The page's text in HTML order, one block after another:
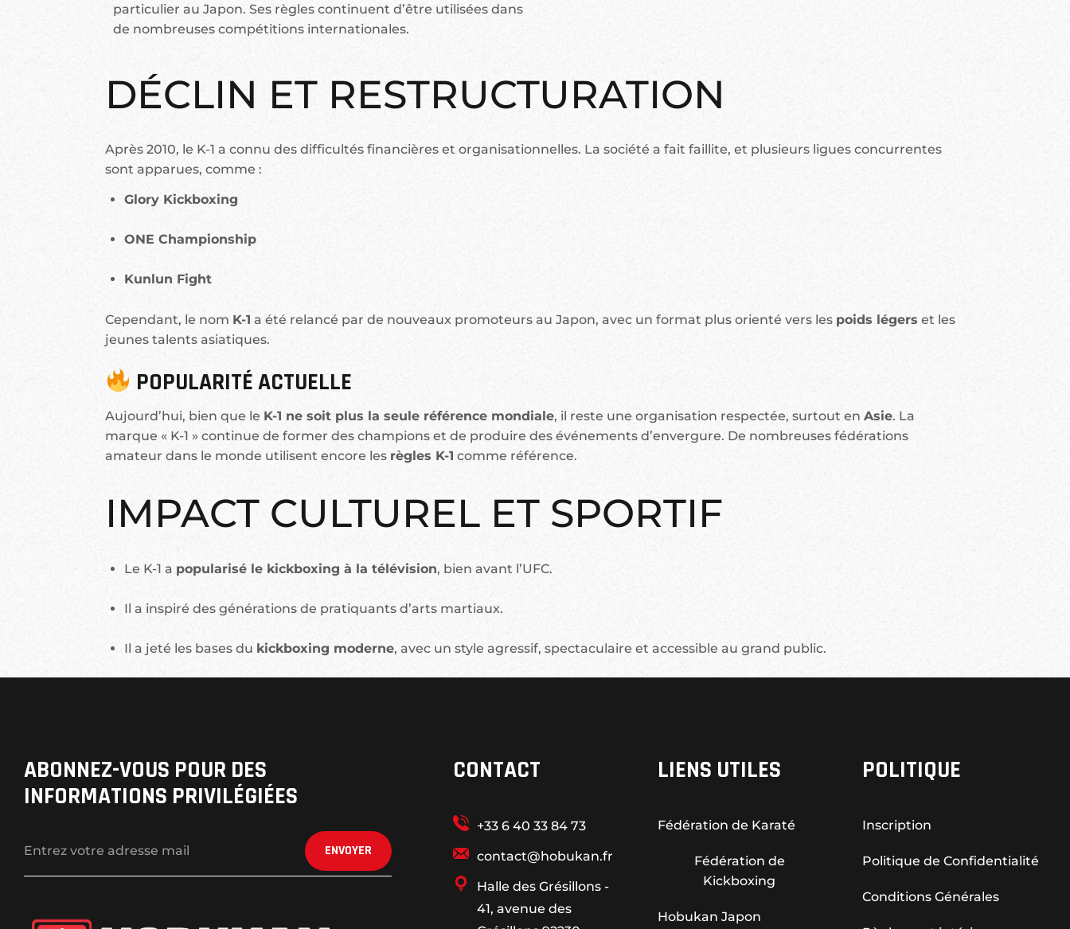
particulier au Japon. Ses règles continuent d’être utilisées dans
de nombreuses compétitions internationales.
DÉCLIN ET RESTRUCTURATION
Après 2010, le K-1 a connu des difficultés financières et organisationnelles. La société a fait faillite, et plusieurs ligues concurrentes
sont apparues, comme :
Glory Kickboxing
ONE Championship
Kunlun Fight
Cependant, le nom K-1 a été relancé par de nouveaux promoteurs au Japon, avec un format plus orienté vers les poids légers et les
jeunes talents asiatiques.
POPULARITÉ ACTUELLE
Aujourd’hui, bien que le K-1 ne soit plus la seule référence mondiale, il reste une organisation respectée, surtout en Asie. La
marque « K-1 » continue de former des champions et de produire des événements d’envergure. De nombreuses fédérations
amateur dans le monde utilisent encore les règles K-1 comme référence.
IMPACT CULTUREL ET SPORTIF
Le K-1 a popularisé le kickboxing à la télévision, bien avant l’UFC.
Il a inspiré des générations de pratiquants d’arts martiaux.
Il a jeté les bases du kickboxing moderne, avec un style agressif, spectaculaire et accessible au grand public.
ABONNEZ-VOUS POUR DES
INFORMATIONS PRIVILÉGIÉES
ENVOYER
CONTACT
+33 6 40 33 84 73
contact@hobukan.fr
Halle des Grésillons -
41, avenue des
LIENS UTILES
Fédération de Karaté
Fédération de
Kickboxing
Hobukan Japon
POLITIQUE
Inscription
Politique de Confidentialité
Conditions Générales